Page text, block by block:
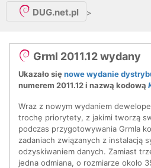
DUG.net.pl >
Grml 2011.12 wydany
Ukazało sięnowe wydanie
numerem 2011.12 i nazwą kodową
Wraz z nowym wydaniem
trochę priorytety, z jakimi tworzą
podczas przygotowywania Grmla
zadaniach związanych z instalacją
odzyskiwaniem danych. Zamiast
jedna odmiana, o rozmiarze około